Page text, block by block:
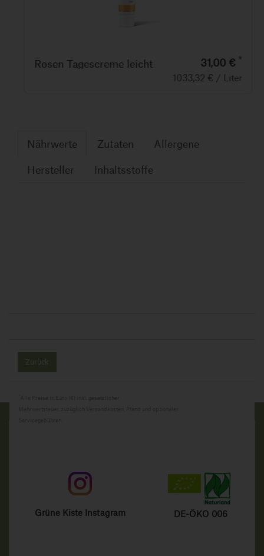
Rosen Tagescreme leicht 31,00 € *
1033,32 € / Liter
Nährwerte Zutaten Allergene
Hersteller Inhaltsstoffe
Zurück
Grüne Kiste Instagram DE-ÖKO 006